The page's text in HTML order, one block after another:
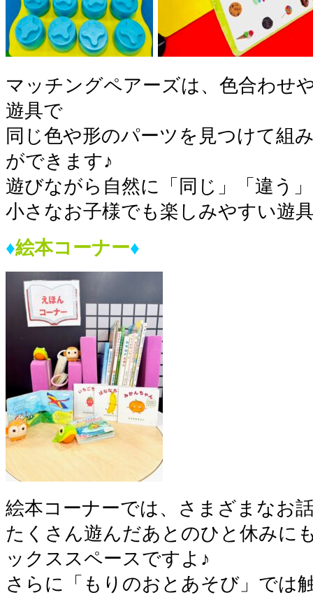
マッチングペアーズは、色合わせ
遊具で
同じ色や形のパーツを見つけて組
ができます♪
遊びながら自然に「同じ」「違う
小さなお子様でも楽しみやすい遊
♦︎絵本コーナー♦︎
絵本コーナーでは、さまざまなお
たくさん遊んだあとのひと休みに
ックススペースですよ♪
さらに「もりのおとあそび」では